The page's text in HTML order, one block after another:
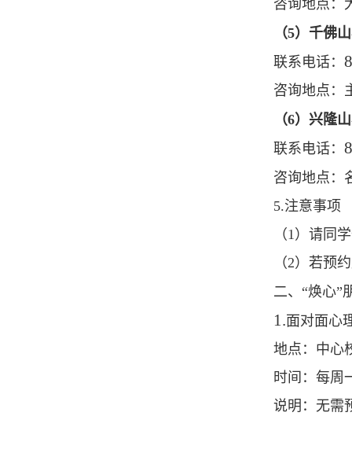
咨询地点：
（5）千佛
联系电话：
咨询地点：
（6）兴隆
联系电话：
咨询地点：
5.注意事项
（1）请同
（2）若预
二、 “焕心”
1.面对面心
地点：中心
时间：每周
说明：无需